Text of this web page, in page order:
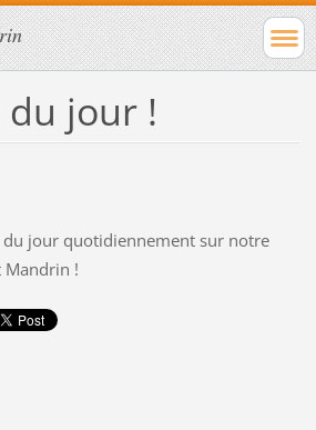
du jour !
jour quotidiennement sur notre
Mandrin !